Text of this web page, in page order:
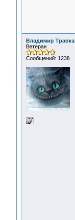
Владимир Травка
Ветеран
Сообщений: 1238